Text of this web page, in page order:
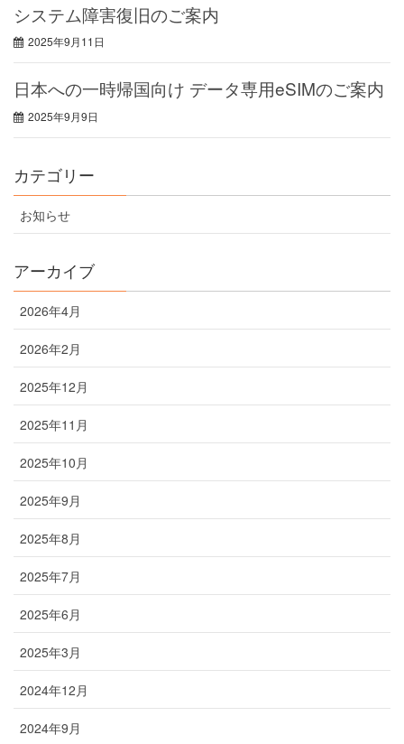
システム障害復旧のご案内
2025年9月11日
日本への一時帰国向け データ専用eSIMのご案内
2025年9月9日
カテゴリー
お知らせ
アーカイブ
2026年4月
2026年2月
2025年12月
2025年11月
2025年10月
2025年9月
2025年8月
2025年7月
2025年6月
2025年3月
2024年12月
2024年9月